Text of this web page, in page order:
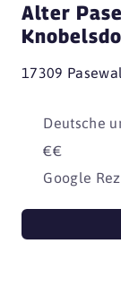
Alter
17309
Deutsche
€€
Google